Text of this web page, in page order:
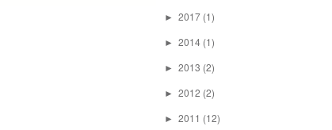
► 2017 (1)
► 2014 (1)
► 2013 (2)
► 2012 (2)
► 2011 (12)